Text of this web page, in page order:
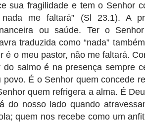
sua fragilidade e tem o Senhor
me faltará” (Sl 23.1). A
ou saúde. Ter o
traduzida como “nada”
é o meu pastor, não me faltará.
do salmo é na presença sempre
povo. É o Senhor quem concede
quem refrigera a alma. É
do nosso lado quando
quem nos recebe como um